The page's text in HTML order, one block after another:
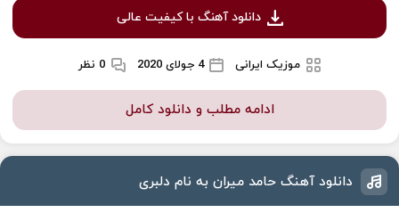
دانلود آهنگ با کیفیت عالی
موزیک ایرانی 4 جولای 2020 0 نظر
ادامه مطلب و دانلود کامل
دانلود آهنگ حامد میران به نام دلبری